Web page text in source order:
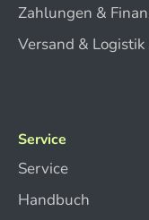
Zahlungen &
Versand & Logistik
Service
Service
Handbuch